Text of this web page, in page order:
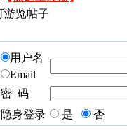
游览帖子
用户名
Email
密 码
隐身登录
是 否